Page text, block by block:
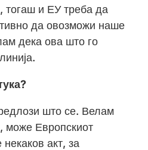
тогаш и ЕУ треба да
да овозможи наше
дека ова што го
што се. Велам
може Европскиот
акт, за